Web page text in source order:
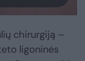
chirurgiją –
ligoninės